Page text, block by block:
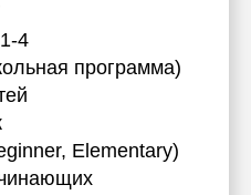
4
программа)
Elementary)